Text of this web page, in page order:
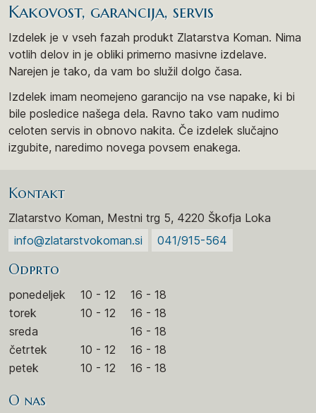
Kakovost, garancija, servis
Izdelek je v vseh fazah produkt Zlatarstva Koman. Nima
votlih delov in je obliki primerno masivne izdelave.
Narejen je tako, da vam bo služil dolgo časa.
Izdelek imam neomejeno garancijo na vse napake, ki bi
bile posledice našega dela. Ravno tako vam nudimo
celoten servis in obnovo nakita. Če izdelek slučajno
izgubite, naredimo novega povsem enakega.
Kontakt
Zlatarstvo Koman, Mestni trg 5, 4220 Škofja Loka
info@zlatarstvokoman.si
041/915-564
Odprto
ponedeljek 10 - 12
16 - 18
torek
10 - 12
16 - 18
sreda
16 - 18
četrtek
10 - 12
16 - 18
petek
10 - 12 16 - 18
O nas